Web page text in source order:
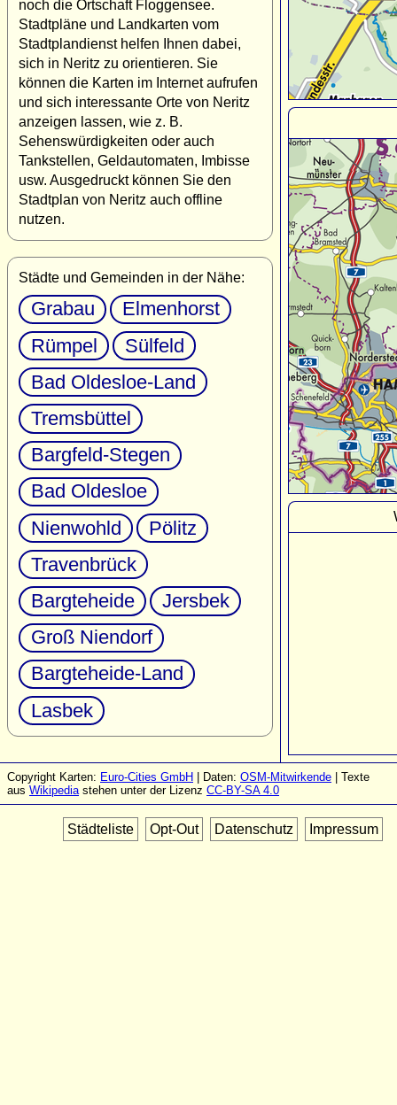
noch die Ortschaft Floggensee.
Stadtpläne und Landkarten vom
Stadtplandienst helfen Ihnen dabei,
sich in Neritz zu orientieren. Sie
können die Karten im Internet aufrufen
und sich interessante Orte von Neritz
anzeigen lassen, wie z. B.
Sehenswürdigkeiten oder auch
Tankstellen, Geldautomaten, Imbisse
usw. Ausgedruckt können Sie den
Stadtplan von Neritz auch offline
nutzen.
Städte und Gemeinden in der Nähe:
Grabau
Elmenhorst
Rümpel
Sülfeld
Bad Oldesloe-Land
Tremsbüttel
Bargfeld-Stegen
Bad Oldesloe
Nienwohld
Pölitz
Travenbrück
Bargteheide
Jersbek
Groß Niendorf
Bargteheide-Land
Lasbek
Copyright Karten: Euro-Cities GmbH | Daten: OSM-Mitwirkende | Texte
aus Wikipediastehen unter der Lizenz CC-BY-SA 4.0
Städteliste Opt-Out Datenschutz Impressum